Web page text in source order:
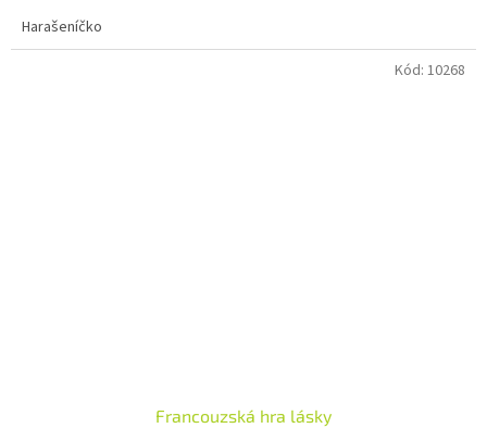
Harašeníčko
Francouzská hra lásky
Kód: 10268